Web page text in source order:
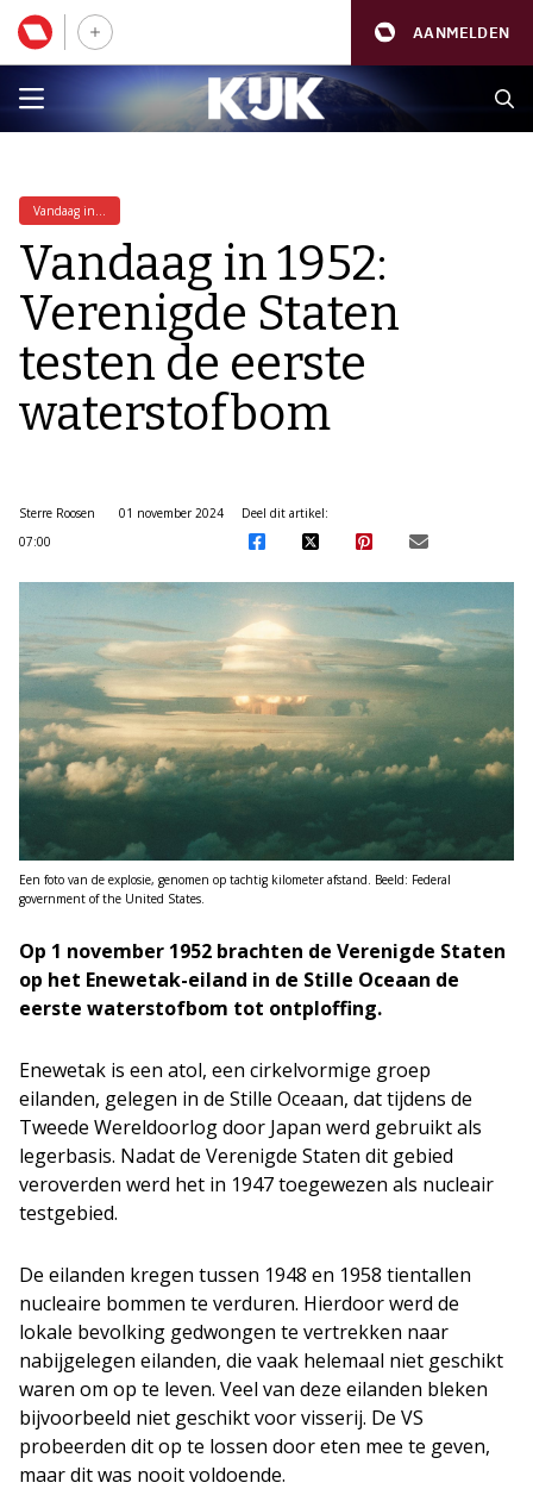
AANMELDEN
Vandaag in...
Vandaag in 1952:
Verenigde Staten
testen de eerste
waterstofbom
Sterre Roosen
01 november 2024
07:00
Deel dit artikel:
Een foto van de explosie, genomen op tachtig kilometer afstand. Beeld: Federal
government of the United States.
Op 1 november 1952 brachten de Verenigde Staten
op het Enewetak-eiland in de Stille Oceaan de
eerste waterstofbom tot ontploffing.
Enewetak is een atol, een cirkelvormige groep
eilanden, gelegen in de Stille Oceaan, dat tijdens de
Tweede Wereldoorlog door Japan werd gebruikt als
legerbasis. Nadat de Verenigde Staten dit gebied
veroverden werd het in 1947 toegewezen als nucleair
testgebied.
De eilanden kregen tussen 1948 en 1958 tientallen
nucleaire bommen te verduren. Hierdoor werd de
lokale bevolking gedwongen te vertrekken naar
nabijgelegen eilanden, die vaak helemaal niet geschikt
waren om op te leven. Veel van deze eilanden bleken
bijvoorbeeld niet geschikt voor visserij. De VS
probeerden dit op te lossen door eten mee te geven,
maar dit was nooit voldoende.